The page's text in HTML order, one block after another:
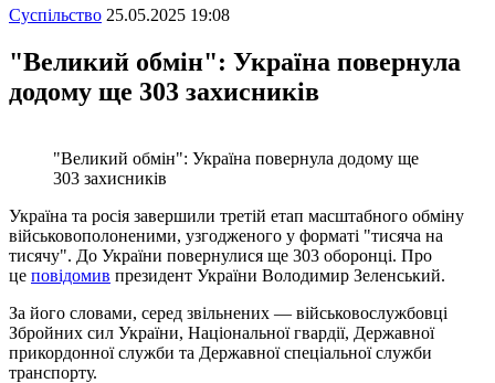
Суспiльство 25.05.2025 19:08
"Великий обмін": Україна повернула
додому ще 303 захисників
"Великий обмін": Україна повернула додому ще
303 захисників
Україна та росія завершили третій етап масштабного обміну
військовополоненими, узгодженого у форматі "тисяча на
тисячу". До України повернулися ще 303 оборонці. Про
це повідомив президент України Володимир Зеленський.
За його словами, серед звільнених — військовослужбовці
Збройних сил України, Національної гвардії, Державної
прикордонної служби та Державної спеціальної служби
транспорту.